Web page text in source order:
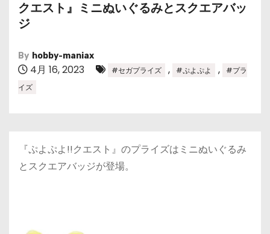
クエスト』ミニぬいぐるみとスクエアバッ
ジ
By hobby-maniax
4月 16, 2023 #セガプライズ , #ぷよぷよ ,
#プラ
イズ
『ぷよぷよ!!クエスト』のプライズはミニぬいぐるみ
とスクエアバッジが登場。